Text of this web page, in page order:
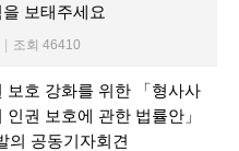
보태주세요
| 조회 46410
보호 강화를 위한 「형사사
권 보호에 관한 법률안」
의 공동기자회견